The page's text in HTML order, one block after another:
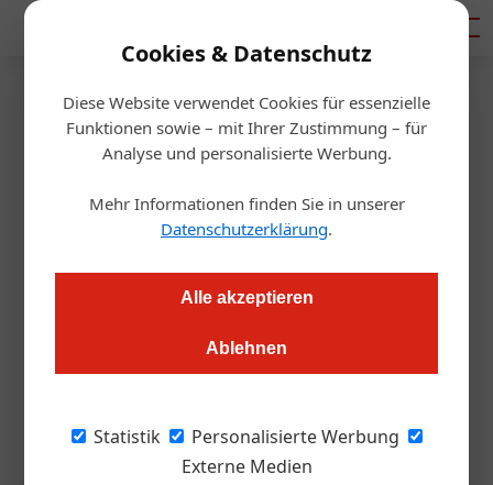
Cookies & Datenschutz
Diese Website verwendet Cookies für essenzielle
Funktionen sowie – mit Ihrer Zustimmung – für
Analyse und personalisierte Werbung.
Mehr Informationen finden Sie in unserer
Datenschutzerklärung.
Alle akzeptieren
Ablehnen
Statistik
Personalisierte Werbung
Externe Medien
Startseite/Gastronomie
Auszeichnung
Burgenland holt sich doppelte
Krone im grünen Tourismus
Erstmals ist ein ganzes Bundesland in Österreich nachhaltig
wurden als "Burgenlands Beste 2025" ausgezeichnet.